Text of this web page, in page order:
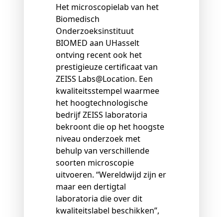
Het microscopielab van het
Biomedisch
Onderzoeksinstituut
BIOMED aan UHasselt
ontving recent ook het
prestigieuze certificaat van
ZEISS Labs@Location. Een
kwaliteitsstempel waarmee
het hoogtechnologische
bedrijf ZEISS laboratoria
bekroont die op het hoogste
niveau onderzoek met
behulp van verschillende
soorten microscopie
uitvoeren. “Wereldwijd zijn er
maar een dertigtal
laboratoria die over dit
kwaliteitslabel beschikken”,